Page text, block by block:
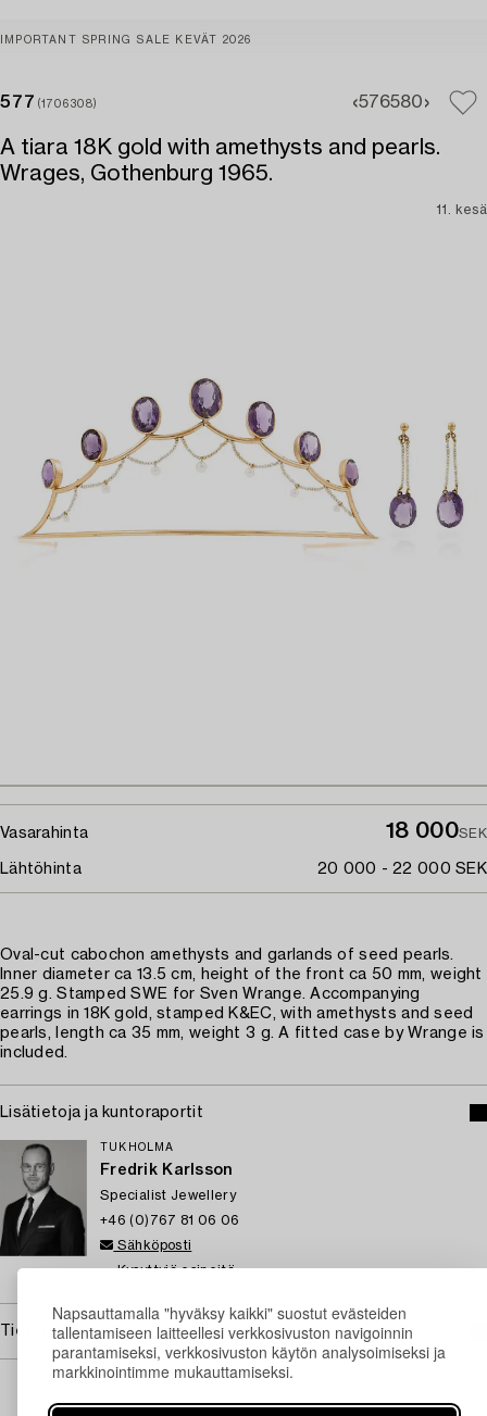
Napsauttamalla "hyväksy kaikki" suostut evästeiden
tallentamiseen laitteellesi verkkosivuston navigoinnin
parantamiseksi, verkkosivuston käytön analysoimiseksi ja
markkinointimme mukauttamiseksi.
IMPORTANT SPRING SALE KEVÄT 2026
577 (1706308) 576580
A tiara 18K gold with amethysts and pearls.
Wrages, Gothenburg 1965.
11. kesä
Vasarahinta 18 000SEK
Lähtöhinta 20 000 - 22 000 SEK
Oval-cut cabochon amethysts and garlands of seed pearls.
Inner diameter ca 13.5 cm, height of the front ca 50 mm, weight
25.9 g. Stamped SWE for Sven Wrange. Accompanying
earrings in 18K gold, stamped K&EC, with amethysts and seed
pearls, length ca 35 mm, weight 3 g. A fitted case by Wrange is
included.
Lisätietoja ja kuntoraportit
TUKHOLMA
Fredrik Karlsson
Specialist Jewellery
+46 (0)767 81 06 06
Sähköposti
→ Kysyttyjä esineitä
Tietoa ostamisesta